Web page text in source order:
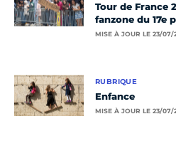
Tour de France
fanzone du 17e
MISE À JOUR LE 23/07/
RUBRIQUE
Enfance
MISE À JOUR LE 23/07/